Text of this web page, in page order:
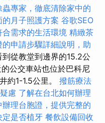
蟲專家，徹底清除家中的
月子照護方案 谷歌SEO
需求的生活環境 精緻茶
的申請步驟詳細說明，助
從教堂到邊界的15.2公
公交車站也位於巴科尼
約1-1.5公里。 撥筋療法
慮 了解在台北如何辦理
理台胞證，提供完整的
定是否植牙 餐飲設備回收